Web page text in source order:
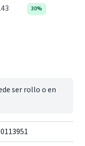
30%
ser rollo o en